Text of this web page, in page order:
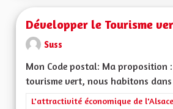
Développer le Tourisme
Suss
Mon Code postal: Ma proposition
tourisme vert, nous habitons
Filtrer les résultats de la catégorie
L'attractivité économique de